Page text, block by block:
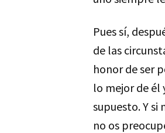
Pues sí,
de las
honor de ser
lo mejor de él
supuesto. Y
no os